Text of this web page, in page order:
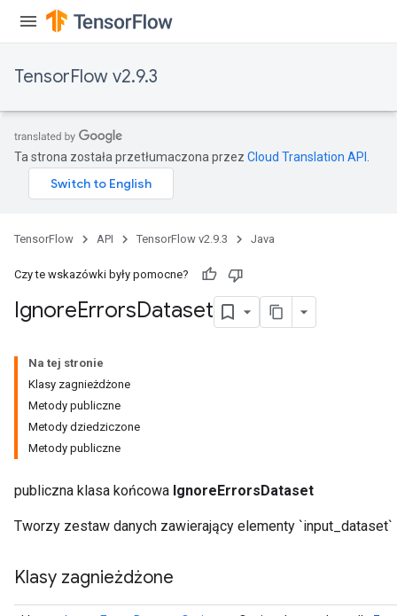
TensorFlow v2.9.3
Ta strona została przetłumaczona przez Cloud Translation API
TensorFlow API TensorFlow v2.9.3 Java
Czy te wskazówki były pomocne?
IgnoreErrorsDataset
Na tej stronie
Klasy zagnieżdżone
Metody publiczne
Metody dziedziczone
Metody publiczne
publiczna klasa końcowa IgnoreErrorsDataset
Tworzy zestaw danych zawierający elementy `input_dataset`
Klasy zagnieżdżone